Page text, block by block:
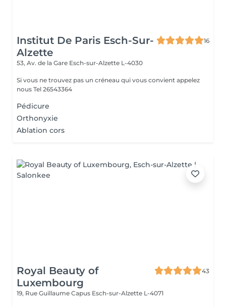
Institut De Paris Esch-Sur-
Alzette
16
53, Av. de la Gare Esch-sur-Alzette L-4030
Si vous ne trouvez pas un créneau qui vous convient appelez
nous Tel 26543364
Pédicure
Orthonyxie
Ablation cors
Royal Beauty of
Luxembourg
43
19, Rue Guillaume Capus Esch-sur-Alzette L-4071